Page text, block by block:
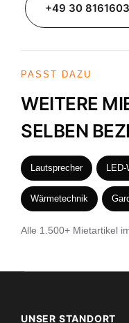
+49 30
PASST DAZU
WEITERE
SELBEN
Lautsprecher LED-
Wärmetechnik
Alle 1.500+ Mietartikel
UNSER STANDORT